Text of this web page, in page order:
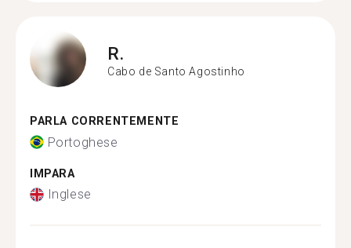
R.
Cabo de Santo Agostinho
PARLA CORRENTEMENTE
Portoghese
IMPARA
Inglese